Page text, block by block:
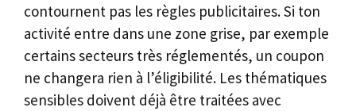
contournent pas les règles publicitaires. Si ton
activité entre dans une zone grise, par exemple
certains secteurs très réglementés, un coupon
ne changera rien à l’éligibilité. Les thématiques
sensibles doivent déjà être traitées avec